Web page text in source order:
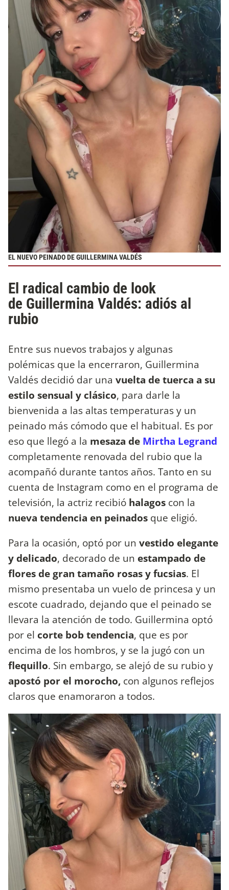
EL NUEVO PEINADO DE GUILLERMINA VALDÉS
El radical cambio de look
de Guillermina Valdés: adiós al
rubio
Entre sus nuevos trabajos y algunas
polémicas que la encerraron, Guillermina
Valdés decidió dar una vuelta de tuerca a su
estilo sensual y clásico, para darle la
bienvenida a las altas temperaturas y un
peinado más cómodo que el habitual. Es por
eso que llegó a la mesaza de Mirtha Legrand
completamente renovada del rubio que la
acompañó durante tantos años. Tanto en su
cuenta de Instagram como en el programa de
televisión, la actriz recibió halagos con la
nueva tendencia en peinados que eligió.
Para la ocasión, optó por un vestido elegante
y delicado, decorado de un estampado de
flores de gran tamaño rosas y fucsias. El
mismo presentaba un vuelo de princesa y un
escote cuadrado, dejando que el peinado se
llevara la atención de todo. Guillermina optó
por el corte bob tendencia, que es por
encima de los hombros, y se la jugó con un
flequillo. Sin embargo, se alejó de su rubio y
apostó por el morocho, con algunos reflejos
claros que enamoraron a todos.